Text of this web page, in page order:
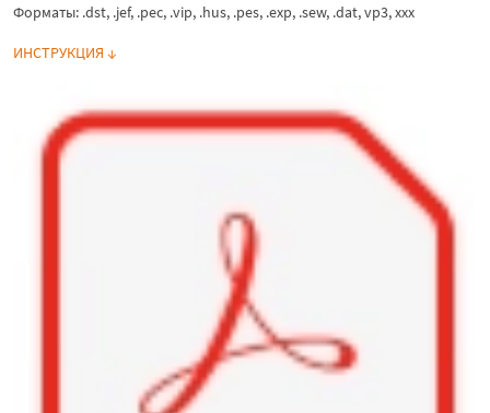
Форматы: .dst, .jef, .pec, .vip, .hus, .pes, .exp, .sew, .dat, vp3, ххх
ИНСТРУКЦИЯ ↓